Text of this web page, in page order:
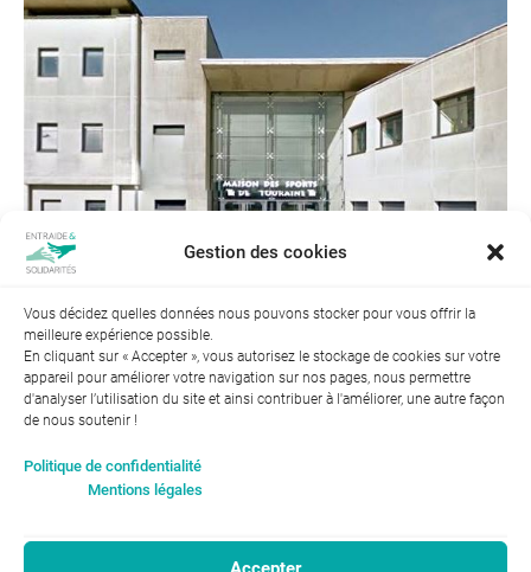
Gestion des cookies
Vous décidez quelles données nous pouvons stocker pour vous offrir la
meilleure expérience possible.
En cliquant sur « Accepter », vous autorisez le stockage de cookies sur votre
appareil pour améliorer votre navigation sur nos pages, nous permettre
d'analyser l’utilisation du site et ainsi contribuer à l'améliorer, une autre façon
de nous soutenir !
Politique de confidentialité
Mentions légales
femmes : 94